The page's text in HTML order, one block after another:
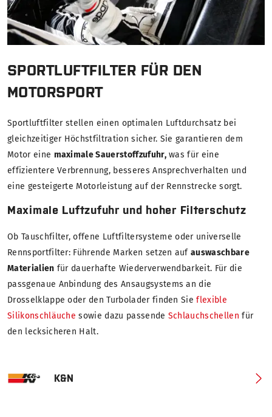
SPORTLUFTFILTER FÜR DEN
MOTORSPORT
Sportluftfilter stellen einen optimalen Luftdurchsatz bei
gleichzeitiger Höchstfiltration sicher. Sie garantieren dem
Motor eine maximale Sauerstoffzufuhr,was für eine
effizientere Verbrennung, besseres Ansprechverhalten und
eine gesteigerte Motorleistung auf der Rennstrecke sorgt.
Maximale Luftzufuhr und hoher Filterschutz
Ob Tauschfilter, offene Luftfiltersysteme oder universelle
Rennsportfilter: Führende Marken setzen aufauswaschbare
Materialien für dauerhafte Wiederverwendbarkeit. Für die
passgenaue Anbindung des Ansaugsystems an die
Drosselklappe oder den Turbolader finden Sieflexible
Silikonschläuche sowie dazu passende Schlauchschellen für
den lecksicheren Halt.
K&N